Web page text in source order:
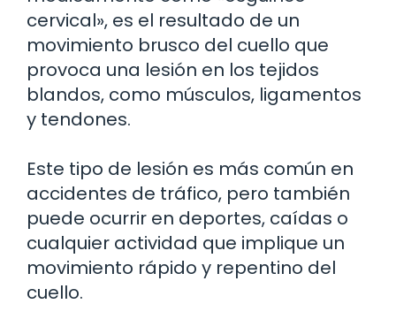
cervical», es el resultado de un
movimiento brusco del cuello que
provoca una lesión en los tejidos
blandos, como músculos, ligamentos
y tendones.
Este tipo de lesión es más común en
accidentes de tráfico, pero también
puede ocurrir en deportes, caídas o
cualquier actividad que implique un
movimiento rápido y repentino del
cuello.